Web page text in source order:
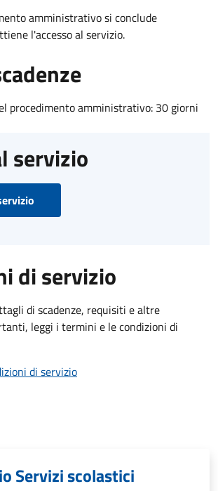
amministrativo si conclude
l'accesso al servizio.
procedimento amministrativo: 30 giorni
servizio
di servizio
di scadenze, requisiti e altre
leggi i termini e le condizioni di
di servizio
Servizi scolastici